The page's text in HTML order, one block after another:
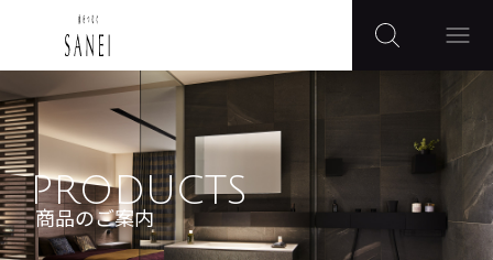
PRODUCTS
商品のご案内